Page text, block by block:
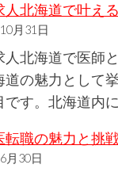
人北海道で叶え
月31日
人北海道で医師
道の魅力として
です。北海道内
転職の魅力と挑
月30日